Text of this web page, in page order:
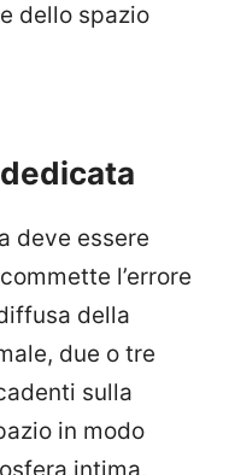
dello spazio
deve essere
l’errore
della
due o tre
sulla
in modo
intima,